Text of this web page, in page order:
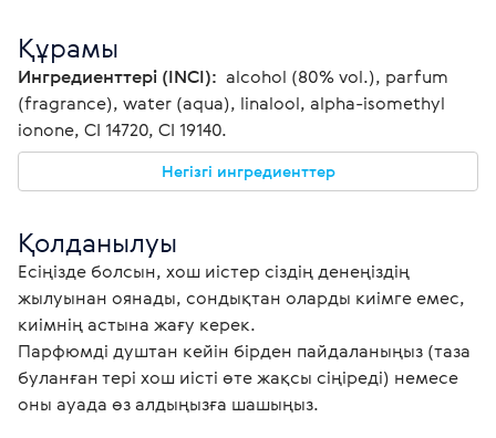
Құрамы
Ингредиенттері (INCI): alcohol (80% vol.), parfum
(fragrance), water (aqua), linalool, alpha-isomethyl
ionone, CI 14720, CI 19140.
Негізгі ингредиенттер
Қолданылуы
Есіңізде болсын, хош иістер сіздің денеңіздің
жылуынан оянады, сондықтан оларды киімге емес,
киімнің астына жағу керек.
Парфюмді душтан кейін бірден пайдаланыңыз (таза
буланған тері хош иісті өте жақсы сіңіреді) немесе
оны ауада өз алдыңызға шашыңыз.